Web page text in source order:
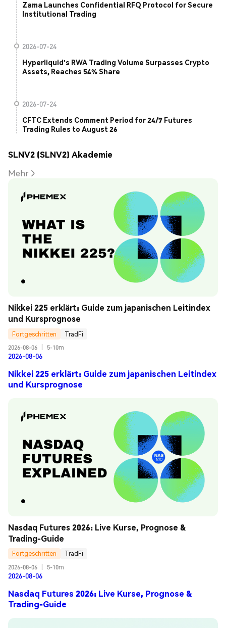
Zama Launches Confidential RFQ Protocol for Secure
Institutional Trading
2026-07-24
Hyperliquid's RWA Trading Volume Surpasses Crypto
Assets, Reaches 54% Share
2026-07-24
CFTC Extends Comment Period for 24/7 Futures
Trading Rules to August 26
SLNV2 (SLNV2) Akademie
Mehr
Nikkei 225 erklärt: Guide zum japanischen Leitindex
und Kursprognose
Fortgeschritten
TradFi
2026-08-06
5-10m
2026-08-06
Nikkei 225 erklärt: Guide zum japanischen Leitindex
und Kursprognose
Nasdaq Futures 2026: Live Kurse, Prognose &
Trading-Guide
Fortgeschritten
TradFi
2026-08-06
5-10m
2026-08-06
Nasdaq Futures 2026: Live Kurse, Prognose &
Trading-Guide